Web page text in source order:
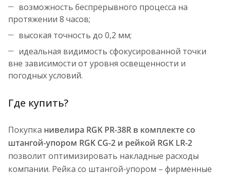
возможность беспрерывного процесса на
протяжении 8 часов;
высокая точность до 0,2 мм;
идеальная видимость сфокусированной точки
вне зависимости от уровня освещенности и
погодных условий.
Где купить?
Покупка нивелира RGK PR-38R в комплекте со
штангой-упором RGK CG-2 и рейкой RGK LR-2
позволит оптимизировать накладные расходы
компании. Рейка со штангой-упором – фирменные